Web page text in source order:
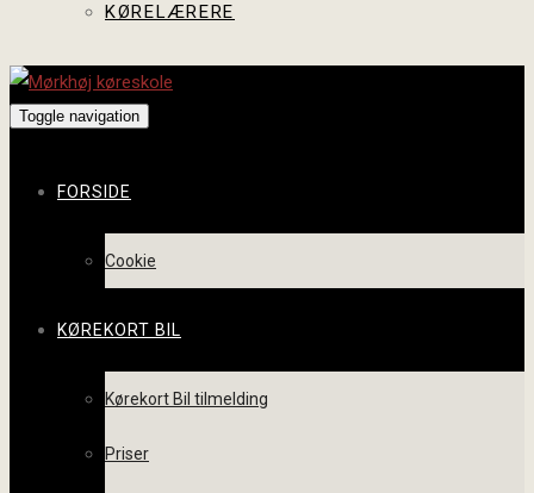
KØRELÆRERE
Toggle navigation
FORSIDE
Cookie
KØREKORT BIL
Kørekort Bil tilmelding
Priser